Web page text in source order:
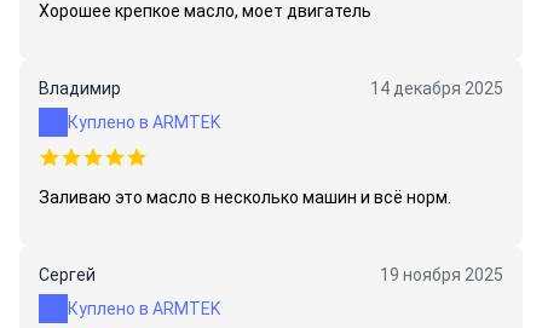
Хорошее крепкое масло, моет двигатель
Владимир
14 декабря 2025
Куплено в ARMTEK
Заливаю это масло в несколько машин и всё норм.
Сергей
19 ноября 2025
Куплено в ARMTEK